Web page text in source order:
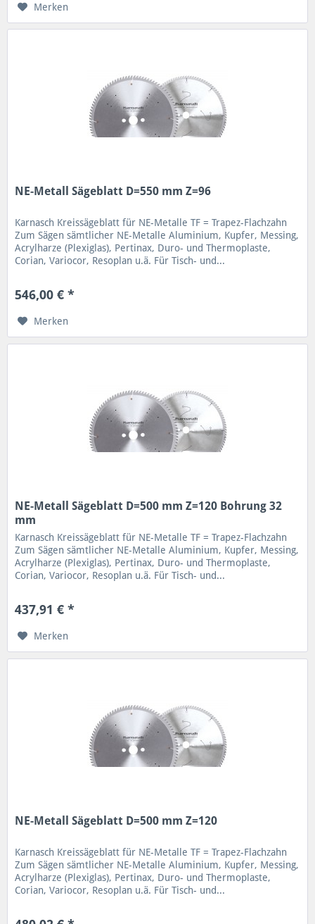
Merken
NE-Metall Sägeblatt D=550 mm Z=96
Karnasch Kreissägeblatt für NE-Metalle TF = Trapez-Flachzahn
Zum Sägen sämtlicher NE-Metalle Aluminium, Kupfer, Messing,
Acrylharze (Plexiglas), Pertinax, Duro- und Thermoplaste,
Corian, Variocor, Resoplan u.ä. Für Tisch- und...
546,00 € *
Merken
NE-Metall Sägeblatt D=500 mm Z=120 Bohrung 32
mm
Karnasch Kreissägeblatt für NE-Metalle TF = Trapez-Flachzahn
Zum Sägen sämtlicher NE-Metalle Aluminium, Kupfer, Messing,
Acrylharze (Plexiglas), Pertinax, Duro- und Thermoplaste,
Corian, Variocor, Resoplan u.ä. Für Tisch- und...
437,91 € *
Merken
NE-Metall Sägeblatt D=500 mm Z=120
Karnasch Kreissägeblatt für NE-Metalle TF = Trapez-Flachzahn
Zum Sägen sämtlicher NE-Metalle Aluminium, Kupfer, Messing,
Acrylharze (Plexiglas), Pertinax, Duro- und Thermoplaste,
Corian, Variocor, Resoplan u.ä. Für Tisch- und...